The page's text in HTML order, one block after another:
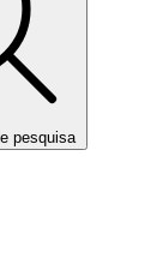
pesquisa